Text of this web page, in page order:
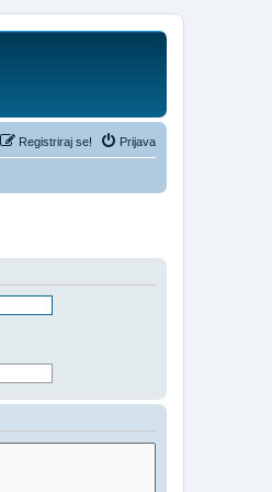
Prijava
Registriraj se!